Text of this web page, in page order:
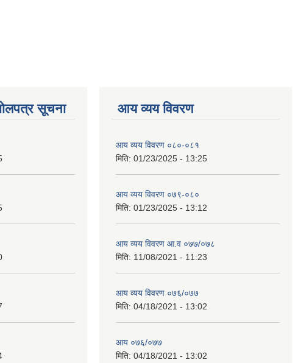
सूचना आय व्यय विवरण
आय व्यय विवरण ०८०-०८१
मिति: 01/23/2025 - 13:25
आय व्यय विवरण ०७९-०८०
मिति: 01/23/2025 - 13:12
आय व्यय विवरण आ.व ०७७/०७८
मिति: 11/08/2021 - 11:23
आय व्यय विवरण ०७६/०७७
मिति: 04/18/2021 - 13:02
आय ०७६/०७७
मिति: 04/18/2021 - 13:02